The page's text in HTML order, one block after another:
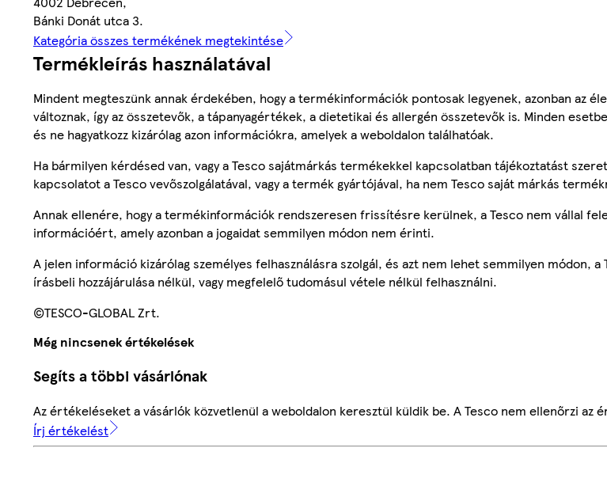
Bánki Donát utca 3.
Kategória összes termékének megtekintése
Termékleírás használatával
Mindent megteszünk annak érdekében, hogy a termékinformációk pontosak legyenek, azonban az
változnak, így az összetevők, a tápanyagértékek, a dietetikai és allergén összetevők is. Minden
és ne hagyatkozz kizárólag azon információkra, amelyek a weboldalon találhatóak.
Ha bármilyen kérdésed van, vagy a Tesco sajátmárkás termékekkel kapcsolatban tájékoztatást
kapcsolatot a Tesco vevőszolgálatával, vagy a termék gyártójával, ha nem Tesco saját márkás
Annak ellenére, hogy a termékinformációk rendszeresen frissítésre kerülnek, a Tesco nem vállal
információért, amely azonban a jogaidat semmilyen módon nem érinti.
A jelen információ kizárólag személyes felhasználásra szolgál, és azt nem lehet semmilyen módon, a
írásbeli hozzájárulása nélkül, vagy megfelelő tudomásul vétele nélkül felhasználni.
©TESCO-GLOBAL Zrt.
Még nincsenek értékelések
Segíts a többi vásárlónak
Az értékeléseket a vásárlók közvetlenül a weboldalon keresztül küldik be. A Tesco nem ellenőrzi az
Írj értékelést